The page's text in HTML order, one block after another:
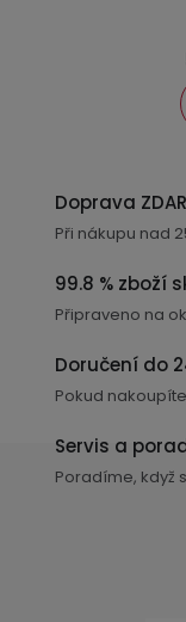
Doprava
Při nákupu nad
99.8 % zboží
Připraveno na
Doručení do
Pokud
Servis a
Poradíme, když